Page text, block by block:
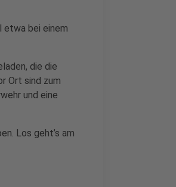
etwa bei einem
die die
Ort sind zum
und eine
Los geht’s am